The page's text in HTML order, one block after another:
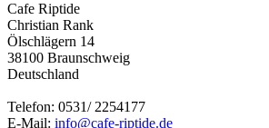
Cafe Riptide
Christian Rank
Ölschlägern 14
38100 Braunschweig
Deutschland
Telefon: 0531/ 2254177
E-Mail: info@cafe-riptide.de